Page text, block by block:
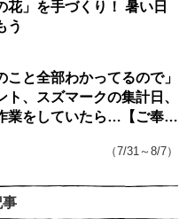
花」を手づくり！ 暑い日
う
こと全部わかってるので」
ト、スズマークの集計日、
業をしていたら…【ご奉仕
（7/31～8/7）
事